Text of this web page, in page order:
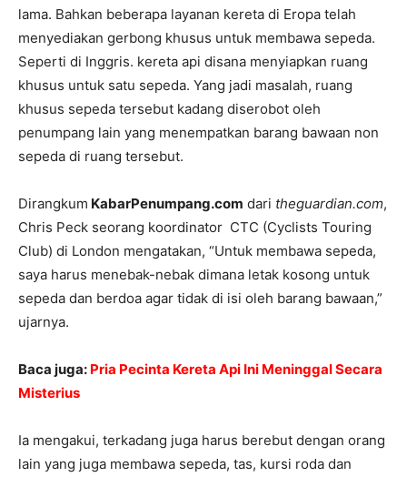
lama. Bahkan beberapa layanan kereta di Eropa telah
menyediakan gerbong khusus untuk membawa sepeda.
Seperti di Inggris. kereta api disana menyiapkan ruang
khusus untuk satu sepeda. Yang jadi masalah, ruang
khusus sepeda tersebut kadang diserobot oleh
penumpang lain yang menempatkan barang bawaan non
sepeda di ruang tersebut.
Dirangkum KabarPenumpang.com dari theguardian.com,
Chris Peck seorang koordinator CTC (Cyclists Touring
Club) di London mengatakan, “Untuk membawa sepeda,
saya harus menebak-nebak dimana letak kosong untuk
sepeda dan berdoa agar tidak di isi oleh barang bawaan,”
ujarnya.
Baca juga: Pria Pecinta Kereta Api Ini Meninggal Secara
Misterius
Ia mengakui, terkadang juga harus berebut dengan orang
lain yang juga membawa sepeda, tas, kursi roda dan